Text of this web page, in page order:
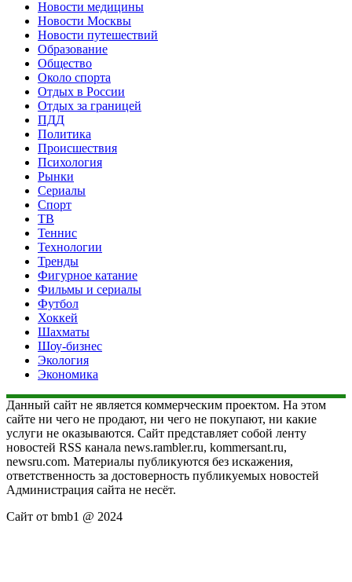
Новости медицины
Новости Москвы
Новости путешествий
Образование
Общество
Около спорта
Отдых в России
Отдых за границей
ПДД
Политика
Происшествия
Психология
Рынки
Сериалы
Спорт
ТВ
Теннис
Технологии
Тренды
Фигурное катание
Фильмы и сериалы
Футбол
Хоккей
Шахматы
Шоу-бизнес
Экология
Экономика
Данный сайт не является коммерческим проектом. На этом
сайте ни чего не продают, ни чего не покупают, ни какие
услуги не оказываются. Сайт представляет собой ленту
новостей RSS канала news.rambler.ru, kommersant.ru,
newsru.com. Материалы публикуются без искажения,
ответственность за достоверность публикуемых новостей
Администрация сайта не несёт.
Сайт от bmb1 @ 2024